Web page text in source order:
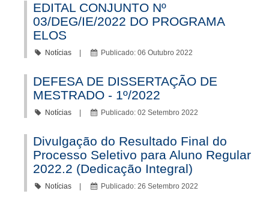
EDITAL CONJUNTO Nº
03/DEG/IE/2022 DO PROGRAMA
ELOS
Notícias Publicado: 06 Outubro 2022
DEFESA DE DISSERTAÇÃO DE
MESTRADO - 1º/2022
Notícias Publicado: 02 Setembro 2022
Divulgação do Resultado Final do
Processo Seletivo para Aluno Regular
2022.2 (Dedicação Integral)
Notícias Publicado: 26 Setembro 2022